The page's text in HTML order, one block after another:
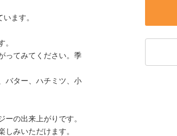
ます。
。
ってみてください。季
バター、ハチミツ、小
の出来上がりです。
みいただけます。